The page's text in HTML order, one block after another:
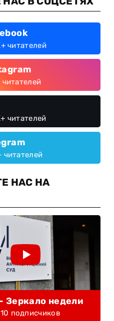
читателей
читателей
читателей
читателей
НАС НА
Зеркало недели
подписчиков